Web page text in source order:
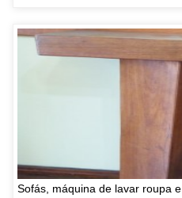
Sofás, máquina de lavar roupa e